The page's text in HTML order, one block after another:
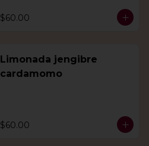
$60.00
Limonada jengibre
cardamomo
$60.00